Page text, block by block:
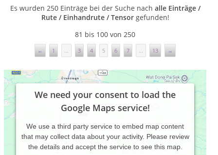
Es wurden 250 Einträge bei der Suche nach alle Einträge /
Rute / Einhandrute / Tensorgefunden!
81 bis 100 von 250
← 1 ... 3 4 5 6 7 ... 13 →
We need your consent to load the
Google Maps service!
We use a third party service to embed map content
that may collect data about your activity. Please review
the details and accept the service to see this map.